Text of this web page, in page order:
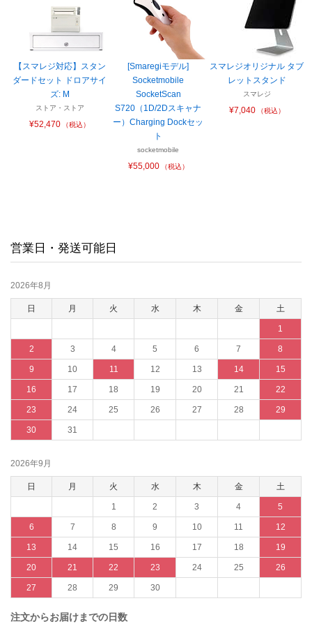
【スマレジ対応】スタン
ダードセット ドロアサイ
ズ: M
ストア・ストア
¥52,470 （税込）
[Smaregiモデル]
Socketmobile
SocketScan
S720（1D/2Dスキャナ
ー）Charging Dockセッ
ト
socketmobile
¥55,000 （税込）
スマレジオリジナル タブ
レットスタンド
スマレジ
¥7,040 （税込）
営業日・発送可能日
2026年8月
日 月 火 水 木 金 土
1
2 3 4 5 6 7 8
9 10 11 12 13 14 15
16 17 18 19 20 21 22
23 24 25 26 27 28 29
30 31
2026年9月
日 月 火 水 木 金 土
1 2 3 4 5
6 7 8 9 10 11 12
13 14 15 16 17 18 19
20 21 22 23 24 25 26
27 28 29 30
注文からお届けまでの日数